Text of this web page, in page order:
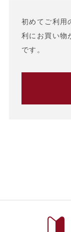
初めてご利用
利にお買い物
です。